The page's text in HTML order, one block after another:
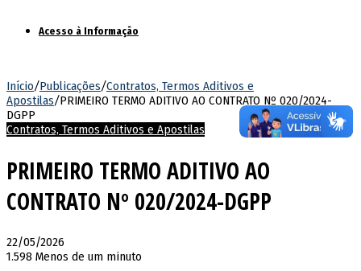
Acesso à Informação
Início/Publicações/Contratos, Termos Aditivos e
Apostilas/PRIMEIRO TERMO ADITIVO AO CONTRATO Nº 020/2024-
DGPP
Contratos, Termos Aditivos e Apostilas
PRIMEIRO TERMO ADITIVO AO
CONTRATO Nº 020/2024-DGPP
22/05/2026
1.598 Menos de um minuto